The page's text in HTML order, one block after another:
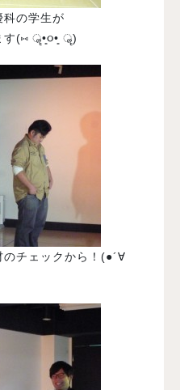
科の学生が
ます(⑅ ॣ•͈૦•͈ ॣ)
のチェックから！(●´∀